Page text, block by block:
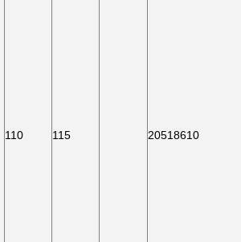
110 115 20518610